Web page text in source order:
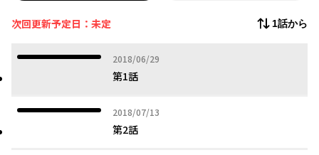
次回更新予定日：未定 1話から
2018/06/29
2018年06月29日
第1話
2018/07/13
2018年07月13日
第2話